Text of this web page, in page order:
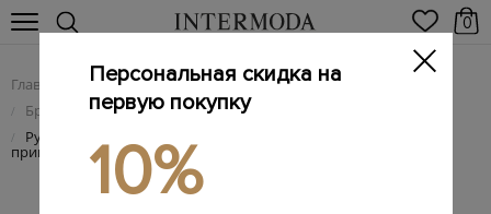
0
Главная Мужчинам / Одежда
/ Брендовые мужские рубашки
/ Рубашка классического силуэта Contemporary с микро-
принтом в клетку
Персональная скидка на
первую покупку
10%